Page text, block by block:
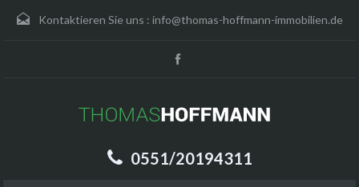
Kontaktieren Sie uns : info@thomas-hoffmann-immobilien.de
0551/20194311